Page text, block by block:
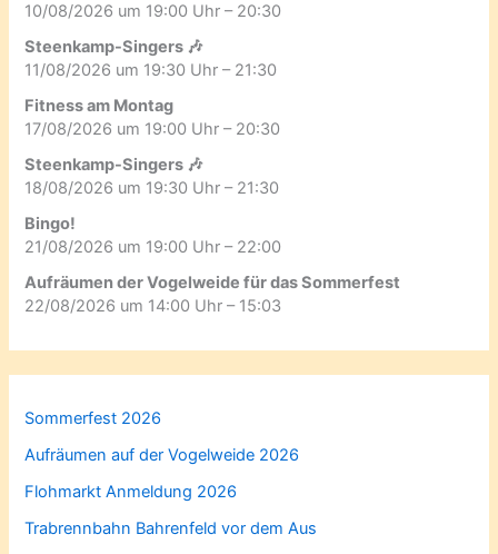
10/08/2026 um 19:00 Uhr – 20:30
Steenkamp-Singers 🎶
11/08/2026 um 19:30 Uhr – 21:30
Fitness am Montag
17/08/2026 um 19:00 Uhr – 20:30
Steenkamp-Singers 🎶
18/08/2026 um 19:30 Uhr – 21:30
Bingo!
21/08/2026 um 19:00 Uhr – 22:00
Aufräumen der Vogelweide für das Sommerfest
22/08/2026 um 14:00 Uhr – 15:03
Sommerfest 2026
Aufräumen auf der Vogelweide 2026
Flohmarkt Anmeldung 2026
Trabrennbahn Bahrenfeld vor dem Aus